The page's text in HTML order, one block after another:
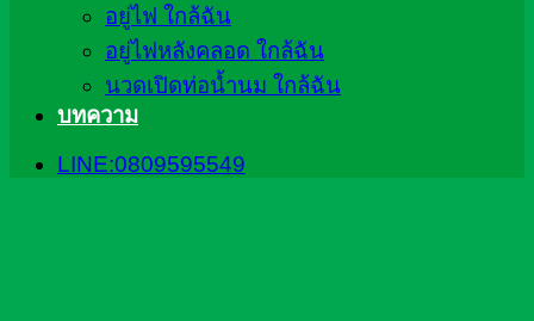
อยู่ไฟ ใกล้ฉัน
อยู่ไฟหลังคลอด ใกล้ฉัน
นวดเปิดท่อน้ำนม ใกล้ฉัน
บทความ
LINE:0809595549